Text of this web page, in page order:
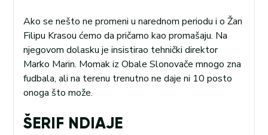
Ako se nešto ne promeni u narednom periodu i o Žan
Filipu Krasou ćemo da pričamo kao promašaju. Na
njegovom dolasku je insistirao tehnički direktor
Marko Marin. Momak iz Obale Slonovače mnogo zna
fudbala, ali na terenu trenutno ne daje ni 10 posto
onoga što može.
ŠERIF NDIAJE